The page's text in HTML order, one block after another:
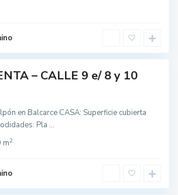
– CALLE 9 e/ 8 y 10
en Balcarce CASA: Superficie cubierta
Pla ...
m2